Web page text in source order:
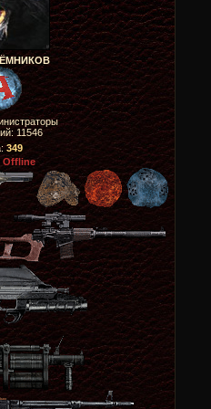
11546
349
Offline